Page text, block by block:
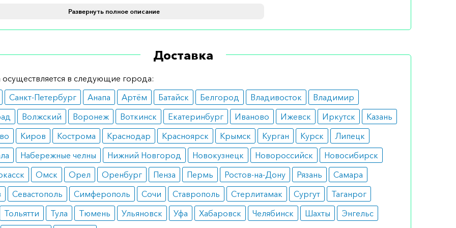
к применению средства могут стать такие факторы, как
риск переломов, болезнь Педжета, прием лекарств
применение раствора для инфузий необходимо в случае
аллергических реакций на его любую составляющую.
также противопоказано людям с тяжелой почечной
низким уровнем кальция в крови.
эффекты
распространенными негативными симптомами от применения
считаются:
ощущения в костях, мышцах, суставах;
Развернуть полное описание
Доставка
осуществляется в следующие города:
Санкт-Петербург Анапа Артём Батайск Белгород Владивосток
Владимир
Волжский Воронеж Воткинск Екатеринбург Иваново Ижевск Иркутск
Казань
Киров Кострома Краснодар Красноярск Крымск Курган Курск
Липецк
Набережные челны Нижний Новгород Новокузнецк Новороссийск
Новосибирск
Омск Орел Оренбург Пенза Пермь Ростов-на-Дону Рязань
Самара
Севастополь Симферополь Сочи Ставрополь Стерлитамак Сургут
Таганрог
Тольятти Тула Тюмень Ульяновск Уфа Хабаровск Челябинск Шахты
Энгельс